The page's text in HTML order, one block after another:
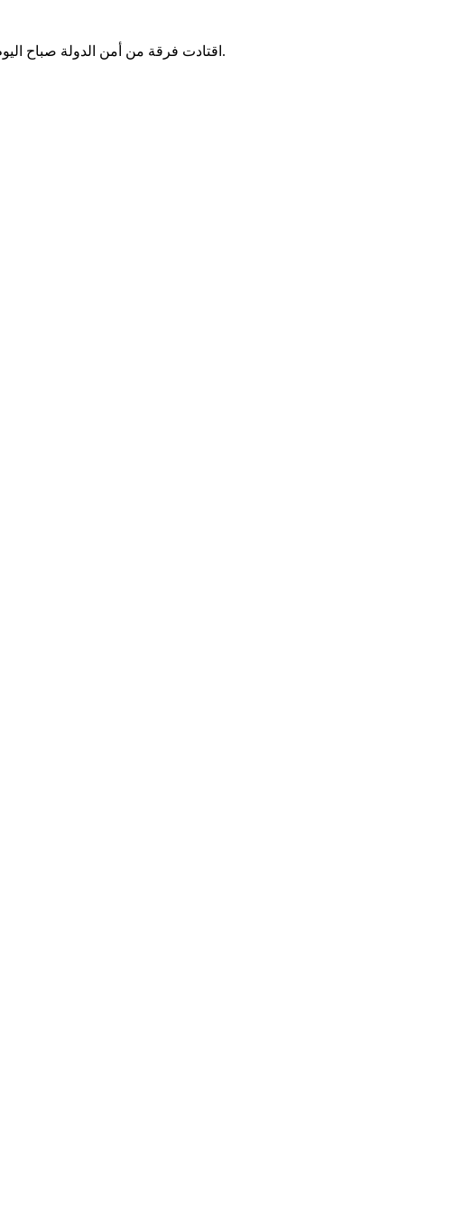
اقتادت فرقة من أمن الدولة صباح اليوم السبت الوزير السابق سيدنا عالي ولد محمد خون، رئيس مشروع حزب العهد الديمقراطي (قيد الترخيص)، من منزله في نواكشوط.